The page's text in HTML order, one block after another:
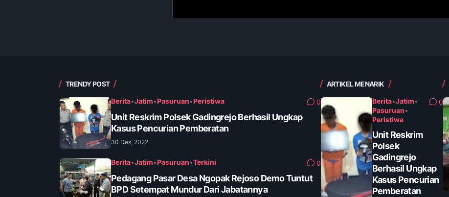
TRENDY POST
Berita•Jatim•Pasuruan•Peristiwa 0
Unit Reskrim Polsek Gadingrejo Berhasil Ungkap
Kasus Pencurian Pemberatan
30 Des, 2022
Berita•Jatim•Pasuruan•Terkini 0
Pedagang Pasar Desa Ngopak Rejoso Demo Tuntut
BPD Setempat Mundur Dari Jabatannya
ARTIKEL MENARIK
Berita•Jatim•
Pasuruan•
Peristiwa
0
Unit Reskrim
Polsek
Gadingrejo
Berhasil Ungkap
Kasus Pencurian
Pemberatan